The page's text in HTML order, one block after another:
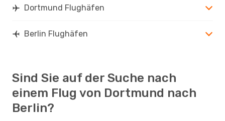
Dortmund Flughäfen
Berlin Flughäfen
Sind Sie auf der Suche nach
einem Flug von Dortmund nach
Berlin?